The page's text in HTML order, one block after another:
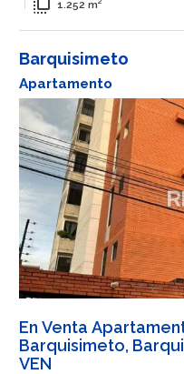
flip_to_front 1.252 m²
Barquisimeto
Apartamento
En Venta
Barquisimeto,
VEN